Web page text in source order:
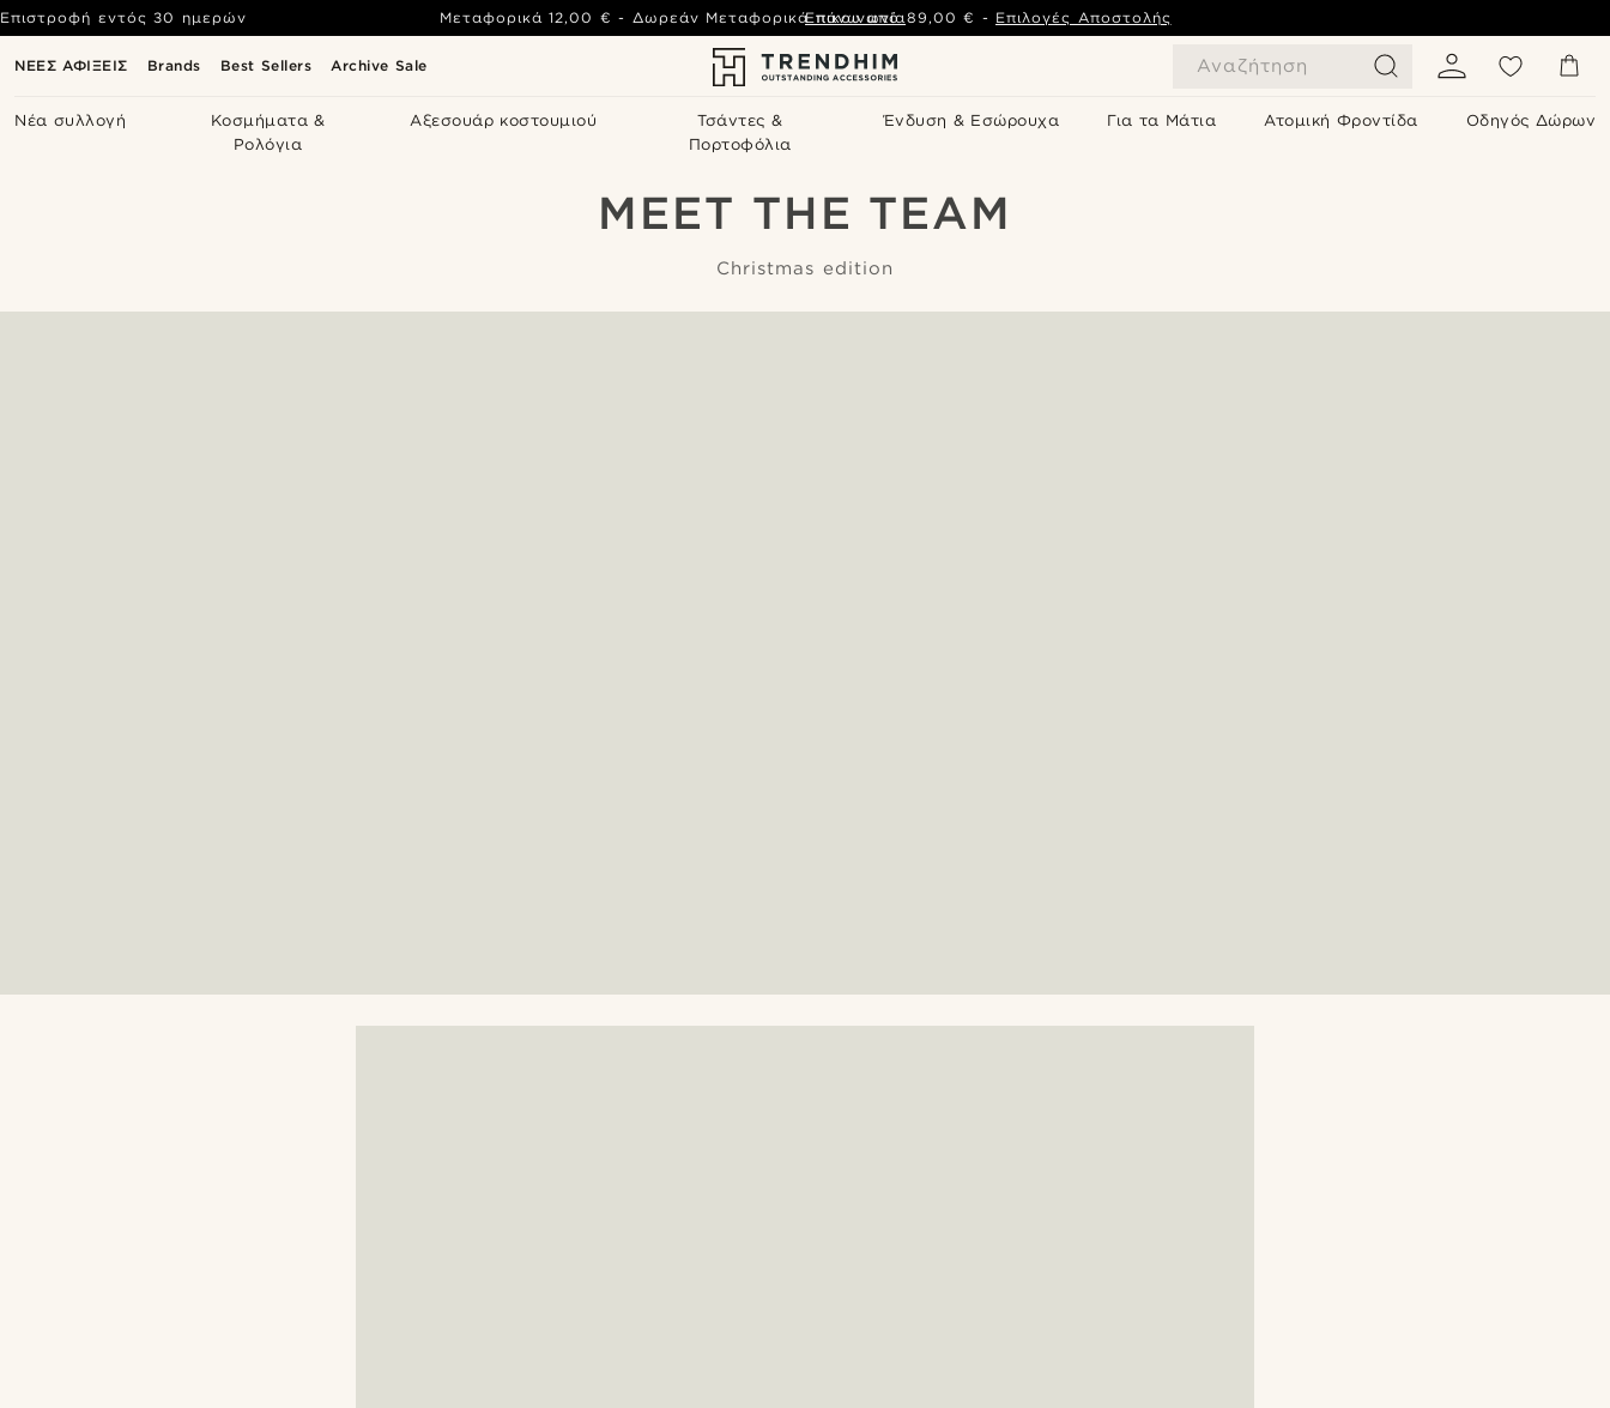
ΝΕΕΣ ΑΦΙΞΕΙΣ Brands Best Sellers Archive Sale Αναζήτηση
Νέα συλλογή
Κοσμήματα &
Ρολόγια
Αξεσουάρ κοστουμιού
Τσάντες &
Πορτοφόλια
Ένδυση & Εσώρουχα Για τα Μάτια Ατομική Φροντίδα Οδηγός Δώρων
Επιστροφή εντός 30 ημερών Μεταφορικά 12,00 € - Δωρεάν Μεταφορικά πάνω από89,00 € - Επιλογές Αποστολής
Επικοινωνία
MEET THE TEAM
Christmas edition